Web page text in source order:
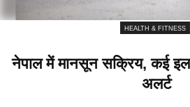
HEALTH & FITNESS
नेपाल में मानसून सक्रिय, कई
अलर्ट